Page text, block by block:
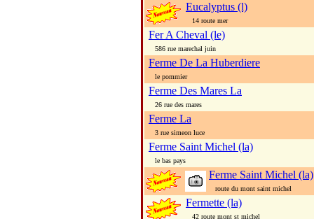
Eucalyptus (l)
14 route mer
Fer A Cheval (le)
586 rue marechal juin
Ferme De La Huberdiere
le pommier
Ferme Des Mares La
26 rue des mares
Ferme La
3 rue simeon luce
Ferme Saint Michel (la)
le bas pays
Ferme Saint Michel (la)
route du mont saint michel
Fermette (la)
42 route mont st michel